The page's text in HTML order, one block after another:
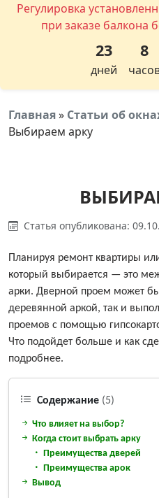
Регулировка
при заказе балкона
23
дней
8
Главная» Статьи об
Выбираем арку
Статья опубликована:
Планируя ремонт квартиры
который выбирается — это
арки. Дверной проем может
деревянной аркой, так и
проемов с помощью
Что подойдет больше и как
подробнее.
Содержание (5)
Что влияет на выбор?
Когда стоит выбрать арку
Преимущества дверей
Преимущества арок
Вывод